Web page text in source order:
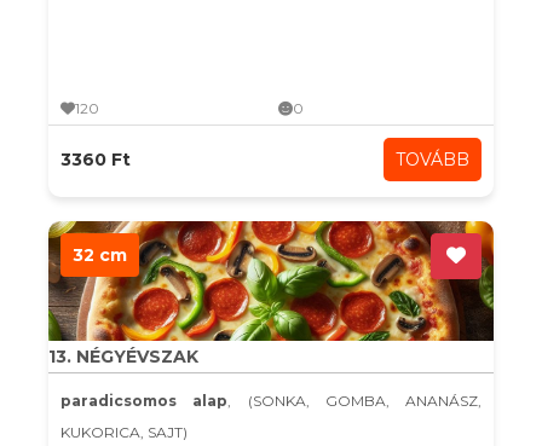
120 0
3360 Ft TOVÁBB
32 cm
13. NÉGYÉVSZAK
paradicsomos alap, (SONKA, GOMBA, ANANÁSZ,
KUKORICA, SAJT)